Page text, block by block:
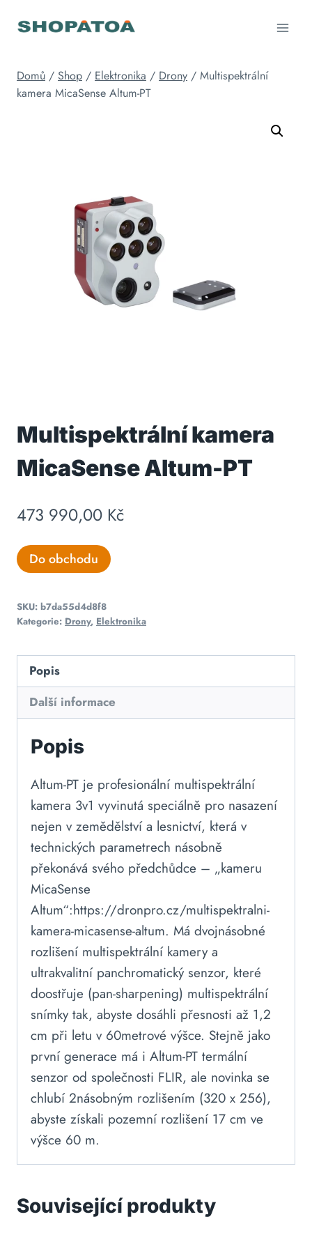
Domů / Shop / Elektronika / Drony / Multispektrální
kamera MicaSense Altum-PT
Multispektrální kamera
MicaSense Altum-PT
473 990,00 Kč
Do obchodu
SKU: b7da55d4d8f8
Kategorie: Drony, Elektronika
Popis
Další informace
Popis
Altum-PT je profesionální multispektrální
kamera 3v1 vyvinutá speciálně pro nasazení
nejen v zemědělství a lesnictví, která v
technických parametrech násobně
překonává svého předchůdce – „kameru
MicaSense
Altum“:https://dronpro.cz/multispektralni-
kamera-micasense-altum. Má dvojnásobné
rozlišení multispektrální kamery a
ultrakvalitní panchromatický senzor, které
doostřuje (pan-sharpening) multispektrální
snímky tak, abyste dosáhli přesnosti až 1,2
cm při letu v 60metrové výšce. Stejně jako
první generace má i Altum-PT termální
senzor od společnosti FLIR, ale novinka se
chlubí 2násobným rozlišením (320 x 256),
abyste získali pozemní rozlišení 17 cm ve
výšce 60 m.
Související produkty